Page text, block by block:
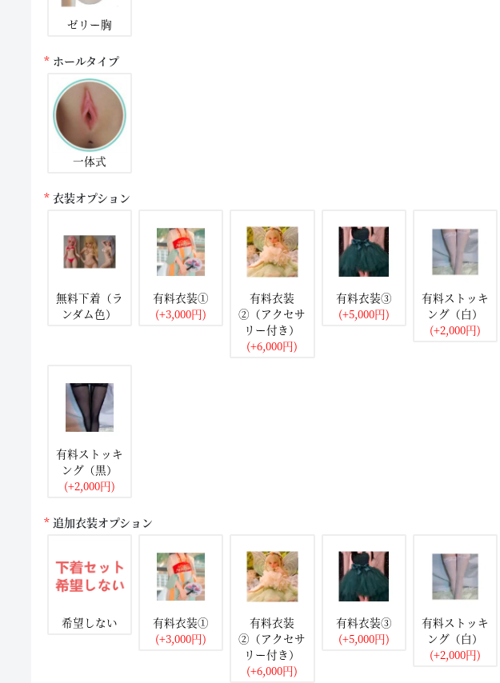
ゼリー胸
ホールタイプ
一体式
衣装オプション
無料下着（ラ
ンダム色）
有料衣装①
(+3,000円)
有料衣装
②（アクセサ
リー付き）
(+6,000円)
有料衣装③
(+5,000円)
有料ストッキ
ング（白）
(+2,000円)
有料ストッキ
ング（黒）
(+2,000円)
追加衣装オプション
希望しない
有料衣装①
(+3,000円)
有料衣装
②（アクセサ
リー付き）
(+6,000円)
有料衣装③
(+5,000円)
有料ストッキ
ング（白）
(+2,000円)